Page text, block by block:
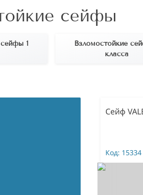
сейфы
1
Взломостойкие
класса
Сейф
Код: 15334